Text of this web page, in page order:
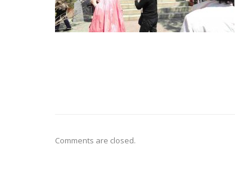
Comments are closed.